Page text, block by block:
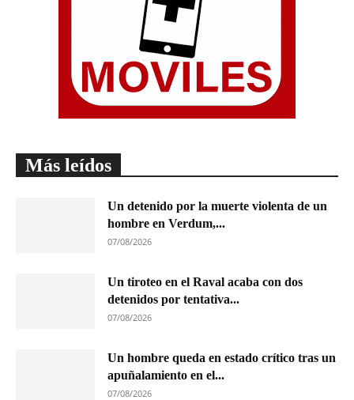
Más leídos
Un detenido por la muerte violenta de un
hombre en Verdum,...
07/08/2026
Un tiroteo en el Raval acaba con dos
detenidos por tentativa...
07/08/2026
Un hombre queda en estado crítico tras un
apuñalamiento en el...
07/08/2026